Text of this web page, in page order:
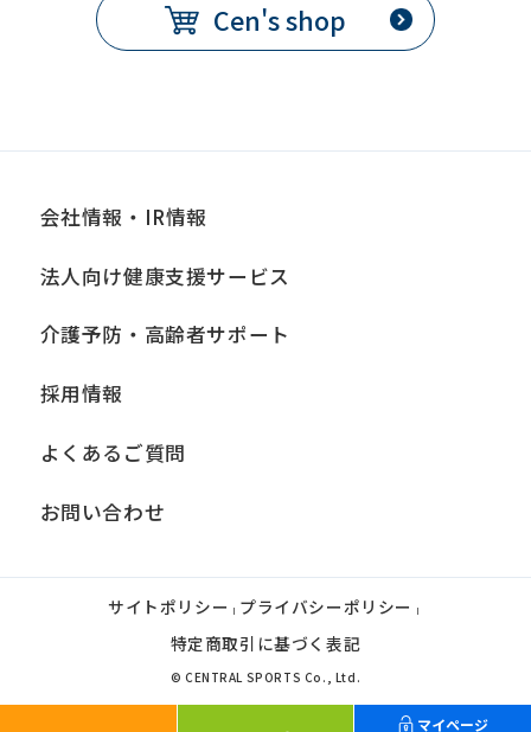
Automatic
Cen's shop
会社情報・IR情報
法人向け健康支援サービス
介護予防・高齢者サポート
採用情報
よくあるご質問
お問い合わせ
サイトポリシー | プライバシーポリシー |
特定商取引に基づく表記
© CENTRAL SPORTS Co., Ltd.
マイページ